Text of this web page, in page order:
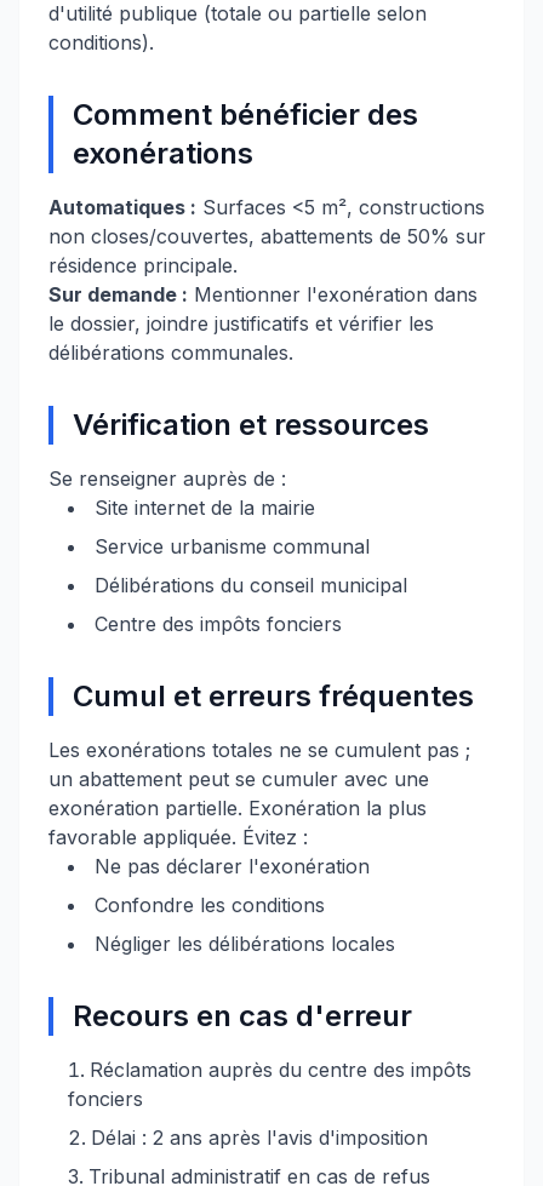
d'utilité publique (totale ou partielle selon
conditions).
Comment bénéficier des
exonérations
Automatiques : Surfaces <5 m², constructions
non closes/couvertes, abattements de 50% sur
résidence principale.
Sur demande : Mentionner l'exonération dans
le dossier, joindre justificatifs et vérifier les
délibérations communales.
Vérification et ressources
Se renseigner auprès de :
Site internet de la mairie
Service urbanisme communal
Délibérations du conseil municipal
Centre des impôts fonciers
Cumul et erreurs fréquentes
Les exonérations totales ne se cumulent pas ;
un abattement peut se cumuler avec une
exonération partielle. Exonération la plus
favorable appliquée. Évitez :
Ne pas déclarer l'exonération
Confondre les conditions
Négliger les délibérations locales
Recours en cas d'erreur
Réclamation auprès du centre des impôts
fonciers
Délai : 2 ans après l'avis d'imposition
Tribunal administratif en cas de refus